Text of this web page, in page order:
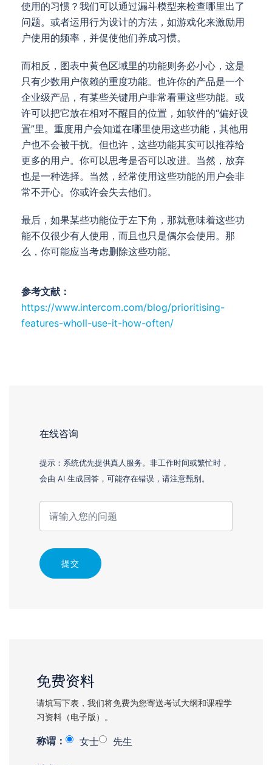
使用的习惯？我们可以通过漏斗模型来检查哪里出了
问题。或者运用行为设计的方法，如游戏化来激励用
户使用的频率，并促使他们养成习惯。
而相反，图表中黄色区域里的功能则务必小心，这是
只有少数用户依赖的重度功能。也许你的产品是一个
企业级产品，有某些关键用户非常看重这些功能。或
许可以把它放在相对不醒目的位置，如软件的“偏好设
置”里。重度用户会知道在哪里使用这些功能，其他用
户也不会被干扰。但也许，这些功能其实可以推荐给
更多的用户。你可以思考是否可以改进。当然，放弃
也是一种选择。当然，经常使用这些功能的用户会非
常不开心。你或许会失去他们。
最后，如果某些功能位于左下角，那就意味着这些功
能不仅很少有人使用，而且也只是偶尔会使用。那
么，你可能应当考虑删除这些功能。
参考文献：
https://www.intercom.com/blog/prioritising-
features-wholl-use-it-how-often/
在线咨询
提示：系统优先提供真人服务。非工作时间或繁忙时，
会由 AI 生成回答，可能存在错误，请注意甄别。
提交
免费资料
请填写下表，我们将免费为您寄送考试大纲和课程学
习资料（电子版）。
称谓： 女士 先生